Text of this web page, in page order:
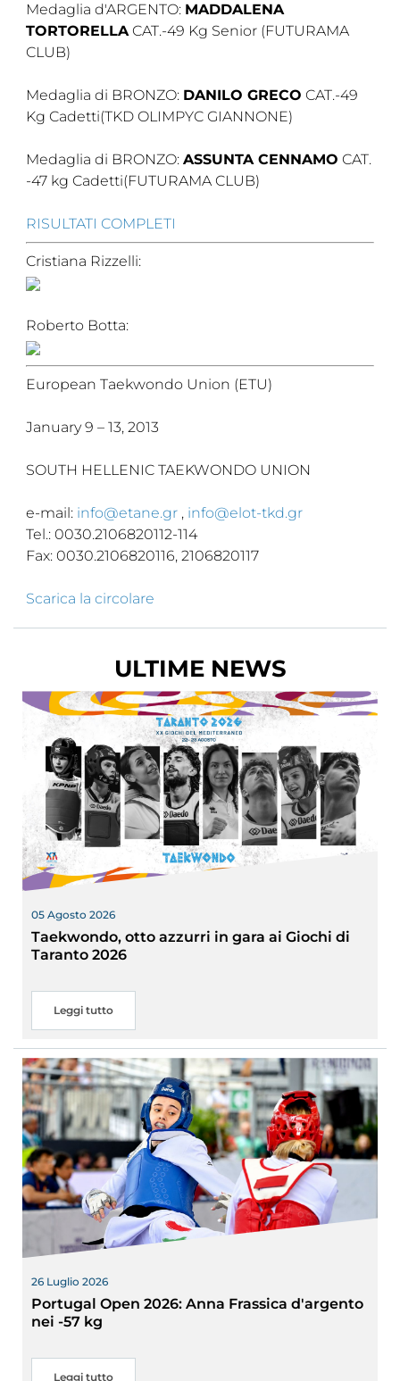
Links
Mappa del sito
Photogallery
Cookie policy
Feed
Dove siamo
Federazione Trasparente
Fita HUB
Medaglia d'ARGENTO: MADDALENA
TORTORELLACAT.-49 Kg Senior (FUTURAMA
CLUB)
Medaglia di BRONZO: DANILO GRECO CAT.-49
Kg Cadetti(TKD OLIMPYC GIANNONE)
Medaglia di BRONZO: ASSUNTA CENNAMO CAT.
-47 kg Cadetti(FUTURAMA CLUB)
RISULTATI COMPLETI
Cristiana Rizzelli:
Roberto Botta:
European Taekwondo Union (ETU)
January 9 – 13, 2013
SOUTH HELLENIC TAEKWONDO UNION
e-mail: info@etane.gr, info@elot-tkd.gr
Tel.: 0030.2106820112-114
Fax: 0030.2106820116, 2106820117
Scarica la circolare
ULTIME NEWS
05 Agosto 2026
Taekwondo, otto azzurri in gara ai Giochi di
Taranto 2026
Leggi tutto
26 Luglio 2026
Portugal Open 2026: Anna Frassica d'argento
nei -57 kg
Leggi tutto